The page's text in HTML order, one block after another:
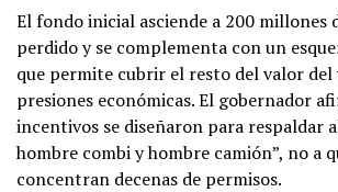
El fondo inicial asciende a 200 millones
perdido y se complementa con un
que permite cubrir el resto del valor
presiones económicas. El gobernador
incentivos se diseñaron para respaldar
hombre combi y hombre camión”, no a
concentran decenas de permisos.